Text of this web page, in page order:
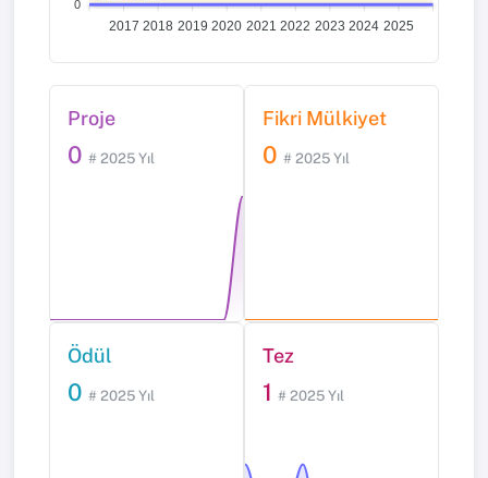
0
2017 2018 2019 2020 2021 2022 2023 2024 2025
Proje
0 # 2025 Yıl
Fikri Mülkiyet
0 # 2025 Yıl
Ödül
0 # 2025 Yıl
Tez
1 # 2025 Yıl